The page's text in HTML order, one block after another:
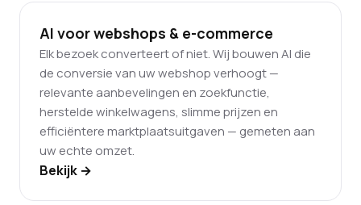
AI voor webshops & e-commerce
Elk bezoek converteert of niet. Wij bouwen AI die
de conversie van uw webshop verhoogt —
relevante aanbevelingen en zoekfunctie,
herstelde winkelwagens, slimme prijzen en
efficiëntere marktplaatsuitgaven — gemeten aan
uw echte omzet.
Bekijk →